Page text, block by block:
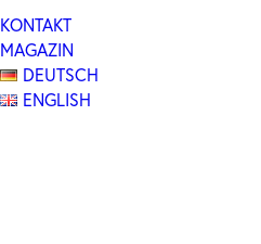
KONTAKT
MAGAZIN
DEUTSCH
ENGLISH